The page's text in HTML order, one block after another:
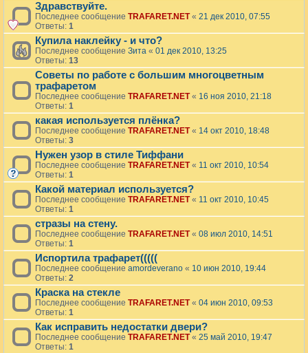
Здравствуйте.
Последнее сообщение TRAFARET.NET« 21 дек 2010, 07:55
Ответы: 1
Купила наклейку - и что?
Последнее сообщение Зита « 01 дек 2010, 13:25
Ответы: 13
Советы по работе с большим многоцветным
трафаретом
Последнее сообщение TRAFARET.NET« 16 ноя 2010, 21:18
Ответы: 1
какая используется плёнка?
Последнее сообщение TRAFARET.NET« 14 окт 2010, 18:48
Ответы: 3
Нужен узор в стиле Тиффани
Последнее сообщение TRAFARET.NET« 11 окт 2010, 10:54
Ответы: 1
Какой материал используется?
Последнее сообщение TRAFARET.NET« 11 окт 2010, 10:45
Ответы: 1
стразы на стену.
Последнее сообщение TRAFARET.NET« 08 июл 2010, 14:51
Ответы: 1
Испортила трафарет(((((
Последнее сообщение amordeverano « 10 июн 2010, 19:44
Ответы: 2
Краска на стекле
Последнее сообщение TRAFARET.NET« 04 июн 2010, 09:53
Ответы: 1
Как исправить недостатки двери?
Последнее сообщение TRAFARET.NET« 25 май 2010, 19:47
Ответы: 1